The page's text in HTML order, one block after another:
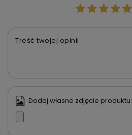
Treść twojej opinii
Dodaj własne zdjęcie produktu: